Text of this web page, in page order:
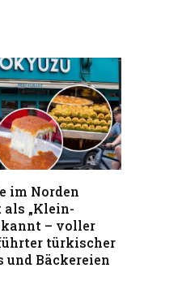
im Norden
„Klein-
– voller
türkischer
und Bäckereien